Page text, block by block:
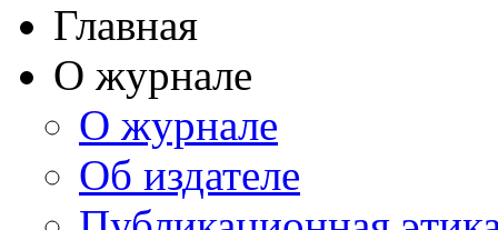
Главная
О журнале
О журнале
Об издателе